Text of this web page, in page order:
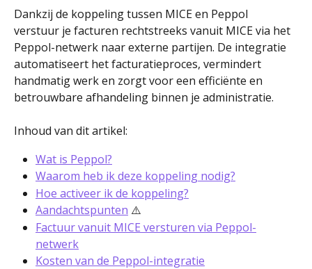
Dankzij de koppeling tussen MICE en Peppol
verstuur je facturen rechtstreeks vanuit MICE via het
Peppol-netwerk naar externe partijen. De integratie
automatiseert het facturatieproces, vermindert
handmatig werk en zorgt voor een efficiënte en
betrouwbare afhandeling binnen je administratie.
Inhoud van dit artikel:
Wat is Peppol?
Waarom heb ik deze koppeling nodig?
Hoe activeer ik de koppeling?
Aandachtspunten ⚠️
Factuur vanuit MICE versturen via Peppol-
netwerk
Kosten van de Peppol-integratie